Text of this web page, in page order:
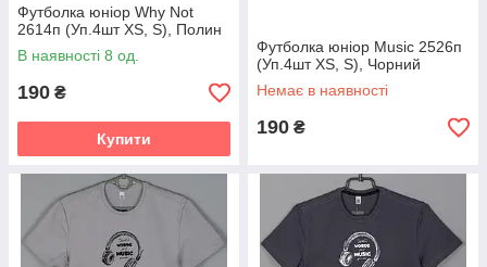
Футболка юніор Why Not
2614п (Уп.4шт XS, S), Полин
В наявності 8 од.
190 ₴
Купити
Футболка юніор Music 2526п
(Уп.4шт XS, S), Чорний
Немає в наявності
190 ₴